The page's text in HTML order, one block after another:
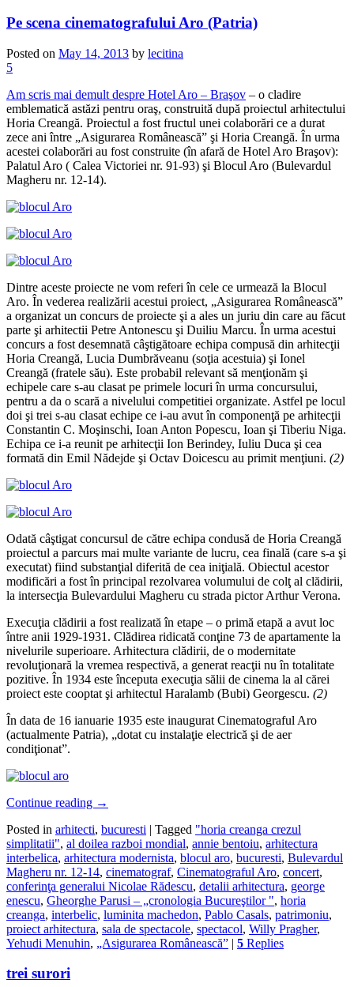
Pe scena cinematografului Aro (Patria)
Posted on May 14, 2013 by lecitina
5
Am scris mai demult despre Hotel Aro – Braşov – o cladire
emblematică astăzi pentru oraş, construită după proiectul arhitectului
Horia Creangă. Proiectul a fost fructul unei colaborări ce a durat
zece ani între „Asigurarea Românească” şi Horia Creangă. În urma
acestei colaborări au fost construite (în afară de Hotel Aro Braşov):
Palatul Aro ( Calea Victoriei nr. 91-93) şi Blocul Aro (Bulevardul
Magheru nr. 12-14).
Dintre aceste proiecte ne vom referi în cele ce urmează la Blocul
Aro. În vederea realizării acestui proiect, „Asigurarea Românească”
a organizat un concurs de proiecte şi a ales un juriu din care au făcut
parte şi arhitectii Petre Antonescu şi Duiliu Marcu. În urma acestui
concurs a fost desemnată câştigătoare echipa compusă din arhitecţii
Horia Creangă, Lucia Dumbrăveanu (soţia acestuia) şi Ionel
Creangă (fratele său). Este probabil relevant să menţionăm şi
echipele care s-au clasat pe primele locuri în urma concursului,
pentru a da o scară a nivelului competitiei organizate. Astfel pe locul
doi şi trei s-au clasat echipe ce i-au avut în componenţă pe arhitecţii
Constantin C. Moşinschi, Ioan Anton Popescu, Ioan şi Tiberiu Niga.
Echipa ce i-a reunit pe arhitecţii Ion Berindey, Iuliu Duca şi cea
formată din Emil Nădejde şi Octav Doicescu au primit menţiuni. (2)
Odată câştigat concursul de către echipa condusă de Horia Creangă
proiectul a parcurs mai multe variante de lucru, cea finală (care s-a şi
executat) fiind substanţial diferită de cea iniţială. Obiectul acestor
modificări a fost în principal rezolvarea volumului de colţ al clădirii,
la intersecţia Bulevardului Magheru cu strada pictor Arthur Verona.
Execuţia clădirii a fost realizată în etape – o primă etapă a avut loc
între anii 1929-1931. Clădirea ridicată conţine 73 de apartamente la
nivelurile superioare. Arhitectura clădirii, de o modernitate
revoluţionară la vremea respectivă, a generat reacţii nu în totalitate
pozitive. În 1934 este începuta execuţia sălii de cinema la al cărei
proiect este cooptat şi arhitectul Haralamb (Bubi) Georgescu. (2)
În data de 16 ianuarie 1935 este inaugurat Cinematograful Aro
(actualmente Patria), „dotat cu instalaţie electrică şi de aer
condiţionat”.
Continue reading →
Posted in arhitecti, bucuresti | Tagged "horia creanga crezul
simplitatii", al doilea razboi mondial, annie bentoiu, arhitectura
interbelica, arhitectura modernista, blocul aro, bucuresti, Bulevardul
Magheru nr. 12-14, cinematograf, Cinematograful Aro, concert,
conferinţa generalui Nicolae Rădescu, detalii arhitectura, george
enescu, Gheorghe Parusi – „cronologia Bucureştilor ", horia
creanga, interbelic, luminita machedon, Pablo Casals, patrimoniu,
proiect arhitectura, sala de spectacole, spectacol, Willy Pragher,
Yehudi Menuhin, „Asigurarea Românească” | 5 Replies
trei surori